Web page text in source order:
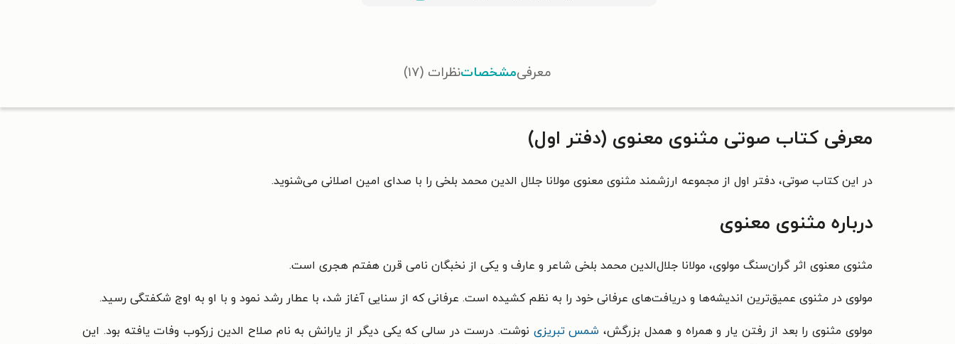
معرفیمشخصاتنظرات (۱۷)
معرفی کتاب صوتی مثنوی معنوی (دفتر اول)
در این کتاب صوتی، دفتر اول از مجموعه ارزشمند مثنوی معنوی مولانا جلال الدین محمد بلخی را با صدای امین اصلانی می‌شنوید.
درباره مثنوی معنوی
مثنوی معنوی اثر گران‌سنگ مولوی، مولانا جلال‌الدین محمد بلخی شاعر و عارف و یکی از نخبگان نامی قرن هفتم هجری است.
مولوی در مثنوی عمیق‌ترین اندیشه‌ها و دریافت‌های عرفانی خود را به نظم کشیده است. عرفانی که از سنایی آغاز شد، با عطار رشد نمود و با او به اوج شکفتگی رسید.
مولوی مثنوی را بعد از رفتن یار و همراه و همدل بزرگش، شمس تبریزی نوشت. درست در سالی که یکی دیگر از یارانش به نام صلاح الدین زرکوب وفات یافته بود. این